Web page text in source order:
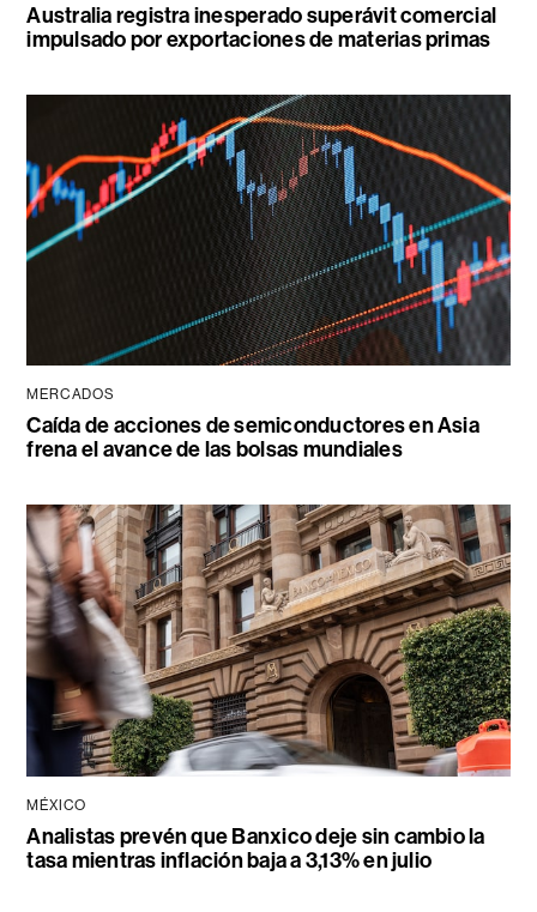
Australia registra inesperado superávit comercial
impulsado por exportaciones de materias primas
MERCADOS
Caída de acciones de semiconductores en Asia
frena el avance de las bolsas mundiales
MÉXICO
Analistas prevén que Banxico deje sin cambio la
tasa mientras inflación baja a 3,13% en julio